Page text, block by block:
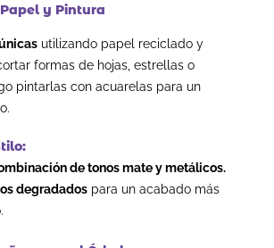
y Pintura
utilizando papel reciclado y
formas de hojas, estrellas o
pintarlas con acuarelas para un
de tonos mate y metálicos.
degradados para un acabado más